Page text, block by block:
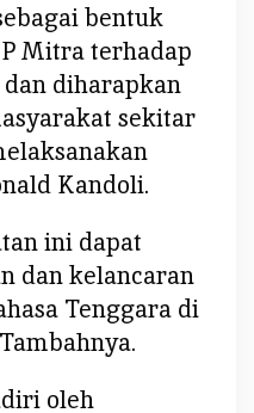
bentuk
Mitra terhadap
diharapkan
sekitar
Kandoli.
ini dapat
dan kelancaran
Tenggara di
oleh